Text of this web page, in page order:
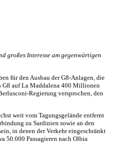
großes Interesse am gegenwärtigen
für den Ausbau der G8-Anlagen, die
G8 auf La Maddalena 400 Millionen
Regierung versprochen, den
weit vom Tagungsgelände entfernt
zu Sardinien sowie an den
in denen der Verkehr eingeschränkt
50.000 Passagieren nach Olbia